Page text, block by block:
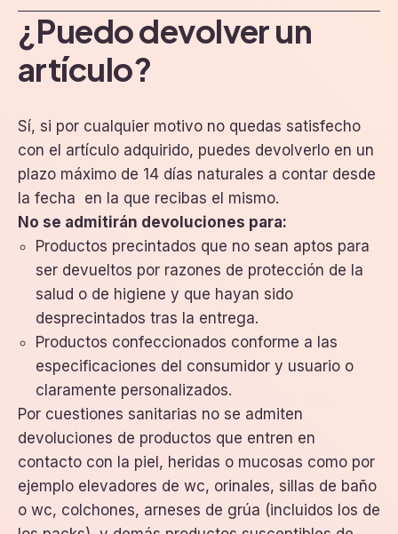
¿Puedo devolver un
artículo?
Sí, si por cualquier motivo no quedas satisfecho
con el artículo adquirido, puedes devolverlo en un
plazo máximo de 14 días naturales a contar desde
la fecha en la que recibas el mismo.
No se admitirán devoluciones para:
Productos precintados que no sean aptos para
ser devueltos por razones de protección de la
salud o de higiene y que hayan sido
desprecintados tras la entrega.
Productos confeccionados conforme a las
especificaciones del consumidor y usuario o
claramente personalizados.
Por cuestiones sanitarias no se admiten
devoluciones de productos que entren en
contacto con la piel, heridas o mucosas como por
ejemplo elevadores de wc, orinales, sillas de baño
o wc, colchones, arneses de grúa (incluidos los de